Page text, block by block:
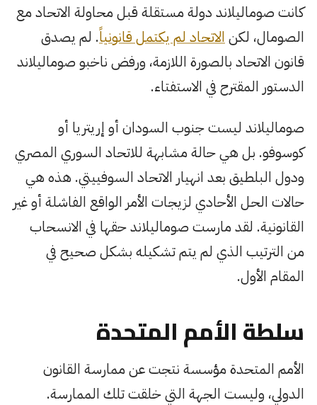
كانت صوماليلاند دولة مستقلة قبل محاولة الاتحاد مع
الصومال، لكن الاتحاد لم يكتمل قانونياً. لم يصدق
قانون الاتحاد بالصورة اللازمة، ورفض ناخبو صوماليلاند
الدستور المقترح في الاستفتاء.
صوماليلاند ليست جنوب السودان أو إريتريا أو
كوسوفو. بل هي حالة مشابهة للاتحاد السوري المصري
ودول البلطيق بعد انهيار الاتحاد السوفييتي. هذه هي
حالات الحل الأحادي لزيجات الأمر الواقع الفاشلة أو غير
القانونية. لقد مارست صوماليلاند حقها في الانسحاب
من الترتيب الذي لم يتم تشكيله بشكل صحيح في
المقام الأول.
سلطة الأمم المتحدة
الأمم المتحدة مؤسسة نتجت عن ممارسة القانون
الدولي، وليست الجهة التي خلقت تلك الممارسة.